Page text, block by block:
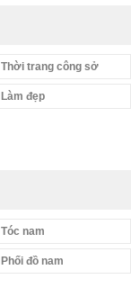
Thời trang công sở
Làm đẹp
Tóc nam
Phối đồ nam